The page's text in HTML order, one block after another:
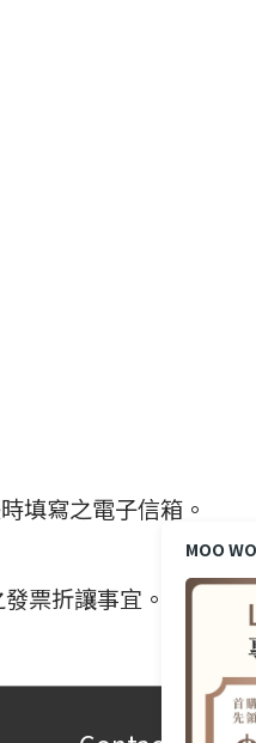
填寫之電子信箱。
票折讓事宜。
MOO